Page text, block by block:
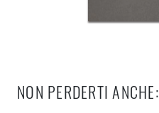
NON PERDERTI ANCHE: